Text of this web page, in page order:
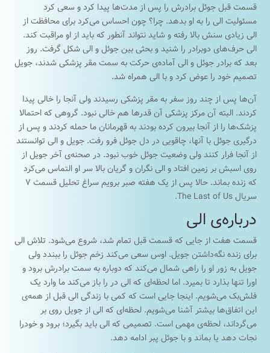
قسمت قبل جوئل برادرش را پس از مدت‌ها پیدا کرد و سعی کرد
مسئولیت الی را به او بدهد. چرا؟ چون احساس می‌کرد برای محافظت از
الی زیادی سنش بالا رفته و شاید نتواند آنطور که باید از او مراقبت کند.
الی حرف‌های دوبرادر را شنید و بحثی بین جوئل و الی شکل گرفت. روز
بعد که برادر جوئل و الی آماده‌ی حرکت به سمت مقر پزشکی شدند، جويل
تصمیم خود را عوض کرد و با الی همراه شد.
آن‌ها پس از چند روز سفر به مقر پزشکی رسیدند ولی آنجا را خالی پیدا
کردند. البته آن مرکز پزشکی آن قدر‌ها هم خالی نبود. گروهی که احتمالا
پزشک‌ها را از آنجا بیرون کرده بودند به قهرمانان ما حمله کردند و پس از
درگیری جوئل با آنها، چاقویی در دل جوئل فرو رفت. جويل و الی توانستند
از آنجا فرار کنند ولی وضعیت جوئل خوب نبود. در صحنه‌ی آخر جويل از
روی اسبش بر زمین افتاد و الی نگران و گریان بالا سر او التماس می‌کرد
که زنده بماند. حالا پس از یک هفته صبر برویم سراغ تحلیل قسمت ۷
سریال The Last of Us.
درباره‌ی الی
قسمت هفت از جایی که قسمت قبل تمام شد، شروع می‌شود. تلاش الی
برای زنده نگه‌داشتن جويل. اوس سعی می‌کند زخم جوئل را ببندد ولی
جويل به زور او را راهی شمال می‌کند که دوباره به سمت برادرش برود و
اورا تنها بذارد تا بمیرد. اما لحظه‌ای که الی در را باز می‌کند ما وارد یک
فلش‌بک می‌شویم. اینجا جایی است که کمی با زندگی الی قبل از همه‌ی
این اتفاق‌ها بیشتر آشنا می‌شویم. لحظه‌ای که الی از جويل روی بر
می‌گرداند، لحظه‌ی مهمی است. تصمیمی که الی باید بگیرد؛ برود و خودرا
نجات دهد یا بماند و با جوئل پبر ادامه دهد.